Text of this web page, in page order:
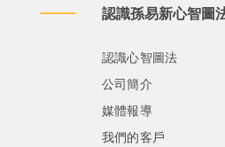
認識孫易新心智圖
認識心智圖法
公司簡介
媒體報導
我們的客戶